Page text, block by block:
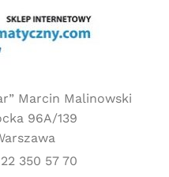
Marcin Malinowski
96A/139
350 57 70